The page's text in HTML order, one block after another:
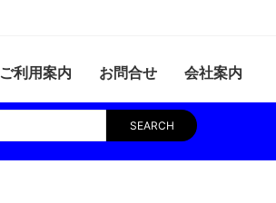
ご利用案内 お問合せ 会社案内
SEARCH